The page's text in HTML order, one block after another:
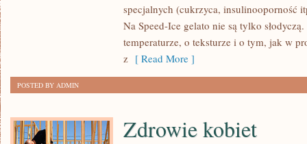
specjalnych (cukrzyca, insulinooporność
Na Speed-Ice gelato nie są tylko
temperaturze, o teksturze i o tym, jak w
z [ Read More ]
POSTED BY ADMIN
Zdrowie kobiet